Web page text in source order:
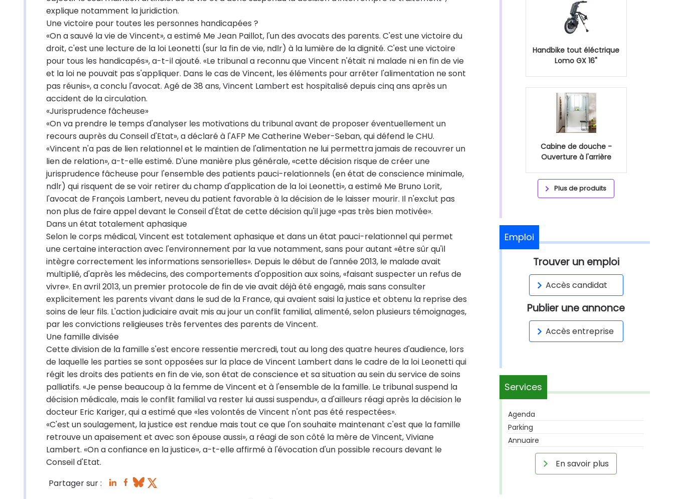
explique notamment la juridiction.
Une victoire pour toutes les personnes handicapées ?
«On a sauvé la vie de Vincent», a estimé Me Jean Paillot, l'un des avocats des parents. C'est une victoire du
droit, c'est une lecture de la loi Leonetti (sur la fin de vie, ndlr) à la lumière de la dignité. C'est une victoire
pour tous les handicapés», a-t-il ajouté. «Le tribunal a reconnu que Vincent n'était ni malade ni en fin de vie
et la loi ne pouvait pas s'appliquer. Dans le cas de Vincent, les éléments pour arrêter l'alimentation ne sont
pas réunis», a conclu l'avocat. Agé de 38 ans, Vincent Lambert est hospitalisé depuis cinq ans après un
accident de la circulation.
«Jurisprudence fâcheuse»
«On va prendre le temps d'analyser les motivations du tribunal avant de proposer éventuellement un
recours auprès du Conseil d'Etat», a déclaré à l'AFP Me Catherine Weber-Seban, qui défend le CHU.
«Vincent n'a pas de lien relationnel et le maintien de l'alimentation ne lui permettra jamais de recouvrer un
lien de relation», a-t-elle estimé. D'une manière plus générale, «cette décision risque de créer une
jurisprudence fâcheuse pour l'ensemble des patients pauci-relationnels (en état de conscience minimale,
ndlr) qui risquent de se voir retirer du champ d'application de la loi Leonetti», a estimé Me Bruno Lorit,
l'avocat de François Lambert, neveu du patient favorable à la décision de le laisser mourir. Il n'exclut pas
non plus de faire appel devant le Conseil d'État de cette décision qu'il juge «pas très bien motivée».
Dans un état totalement aphasique
Selon le corps médical, Vincent est totalement aphasique et dans un état pauci-relationnel qui permet
une certaine interaction avec l'environnement par la vue notamment, sans pour autant «être sûr qu'il
intègre correctement les informations sensorielles». Depuis le début de l'année 2013, le malade avait
multiplié, d'après les médecins, des comportements d'opposition aux soins, «faisant suspecter un refus de
vivre». En avril 2013, un premier protocole de fin de vie avait déjà été engagé, mais sans consulter
explicitement les parents vivant dans le sud de la France, qui avaient saisi la justice et obtenu la reprise des
soins de leur fils. L'action judiciaire avait mis au jour un conflit familial, alimenté, selon plusieurs témoignages,
par les convictions religieuses très ferventes des parents de Vincent.
Une famille divisée
Cette division de la famille s'est encore ressentie mercredi, tout au long des quatre heures d'audience, lors
de laquelle les parties se sont opposées sur la place de Vincent Lambert dans le cadre de la loi Leonetti qui
régit les droits des patients en fin de vie, son état de conscience et sa situation au sein du service de soins
palliatifs. «Je pense beaucoup à la femme de Vincent et à l'ensemble de la famille. Le tribunal suspend la
décision médicale, mais le conflit familial va rester lui aussi suspendu», a d'ailleurs réagi après la décision le
docteur Eric Kariger, qui a estimé que «les volontés de Vincent n'ont pas été respectées».
«C'est un soulagement, la justice est rendue mais tout ce que l'on souhaite maintenant c'est que la famille
retrouve un apaisement et avec son épouse aussi», a réagi de son côté la mère de Vincent, Viviane
Lambert. «On a confiance en la justice», a-t-elle affirmé à l'évocation d'un possible recours devant le
Conseil d'Etat.
Partager sur :
Handbike tout éléctrique
Lomo GX 16"
Cabine de douche -
Ouverture à l'arrière
Plus de produits
Emploi
Trouver un emploi
Accès candidat
Publier une annonce
Accès entreprise
Services
Agenda
Parking
Annuaire
En savoir plus